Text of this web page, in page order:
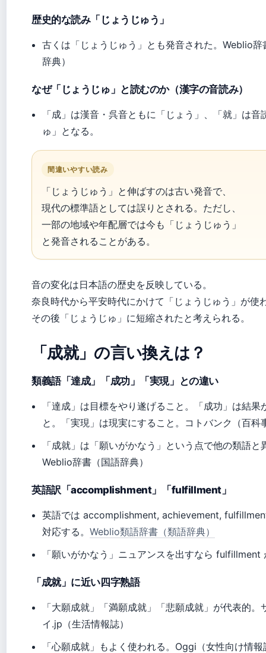
歴史的な読み「じょうじゅう」
古くは「じょうじゅう」とも発音された。Weblio辞
辞典）
なぜ「じょうじゅ」と読むのか（漢字の音読み）
「成」は漢音・呉音ともに「じょう」、「就」は音
ゅ」となる。
間違いやすい読み
「じょうじゅう」と伸ばすのは古い発音で、
現代の標準語としては誤りとされる。ただし、
一部の地域や年配層では今も「じょうじゅう」
と発音されることがある。
音の変化は日本語の歴史を反映している。
奈良時代から平安時代にかけて「じょうじゅう」が使
その後「じょうじゅ」に短縮されたと考えられる。
「成就」の言い換えは？
類義語「達成」「成功」「実現」との違い
「達成」は目標をやり遂げること。「成功」は結果
と。「実現」は現実にすること。コトバンク（百科
「成就」は「願いがかなう」という点で他の類語と
Weblio辞書（国語辞典）
英語訳「accomplishment」「fulfillment」
英語では accomplishment, achievement,
対応する。Weblio類語辞書（類語辞典）
「願いがかなう」ニュアンスを出すなら fulfillment
「成就」に近い四字熟語
「大願成就」「満願成就」「悲願成就」が代表的。
イ.jp（生活情報誌）
「心願成就」もよく使われる。Oggi（女性向け情報